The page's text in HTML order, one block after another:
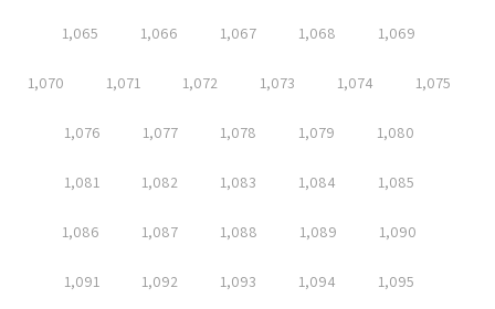
1,065 1,066 1,067 1,068 1,069
1,070 1,071 1,072 1,073 1,074 1,075
1,076 1,077 1,078 1,079 1,080
1,081 1,082 1,083 1,084 1,085
1,086 1,087 1,088 1,089 1,090
1,091 1,092 1,093 1,094 1,095